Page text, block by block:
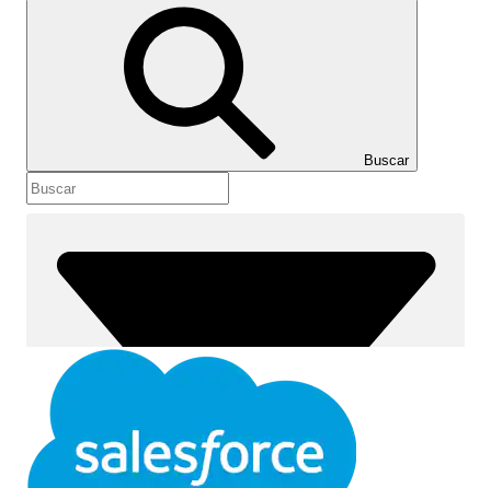
Mostrar índice de
materias
Índice de materias
Buscar